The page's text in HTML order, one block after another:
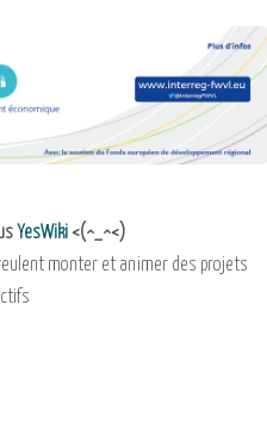
YesWiki <(^_^<)
monter et animer des projets